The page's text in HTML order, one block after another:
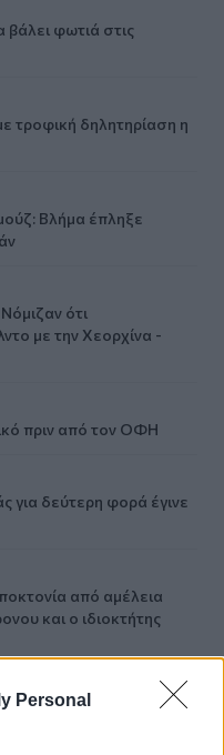
Personal
βάλει φωτιά στις
τροφική δηλητηρίαση η
Βλήμα έπληξε
ότι
με την Χεορχίνα -
πριν από τον ΟΦΗ
για δεύτερη φορά έγινε
από αμέλεια
και ο ιδιοκτήτης
Λογοτεχνίας